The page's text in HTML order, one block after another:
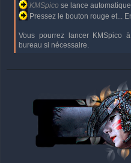
KMSpico se lance
Pressez le bouton rouge et...
Vous pourrez lancer KMSpico
bureau si nécessaire.